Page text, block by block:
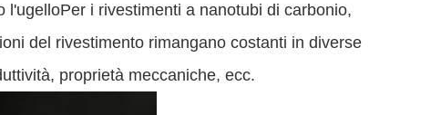
i rivestimenti a nanotubi di carbonio,
del rivestimento rimangano costanti in diverse
proprietà meccaniche, ecc.